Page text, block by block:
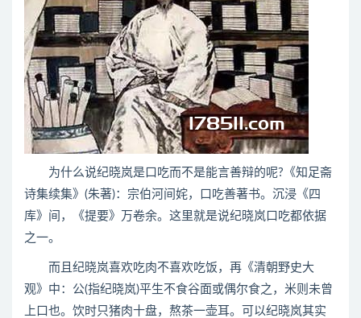
为什么说纪晓岚是口吃而不是能言善辩的呢?《知足斋
诗集续集》(朱著)：宗伯河间姹，口吃善著书。沉浸《四
库》间，《提要》万卷余。这里就是说纪晓岚口吃都依据
之一。
而且纪晓岚喜欢吃肉不喜欢吃饭，再《清朝野史大
观》中：公(指纪晓岚)平生不食谷面或偶尔食之，米则未曾
上口也。饮时只猪肉十盘，熬茶一壶耳。可以纪晓岚其实